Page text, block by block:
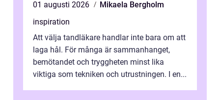
01 augusti 2026
Mikaela Bergholm
inspiration
Att välja tandläkare handlar inte bara om att
laga hål. För många är sammanhanget,
bemötandet och tryggheten minst lika
viktiga som tekniken och utrustningen. I en...